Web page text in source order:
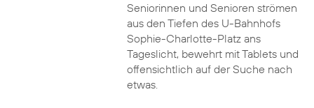
Seniorinnen und Senioren strömen
aus den Tiefen des U-Bahnhofs
Sophie-Charlotte-Platz ans
Tageslicht, bewehrt mit Tablets und
offensichtlich auf der Suche nach
etwas.